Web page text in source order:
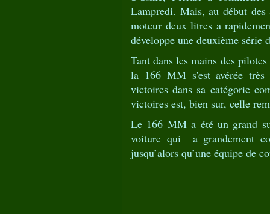
Lampredi. Mais, au début
moteur deux litres a
développe une deuxième série
Tant dans les mains des
la 166 MM s'est avérée
victoires dans sa catégorie
victoires est, bien sur, celle
Le 166 MM a été un grand
voiture qui a grandement
jusqu’alors qu’une équipe de